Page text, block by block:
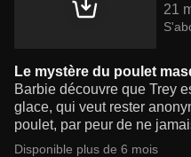
21
Le mystère du poulet
Barbie découvre que Trey
glace, qui veut rester
poulet, par peur de ne
Disponible plus de 6 mois